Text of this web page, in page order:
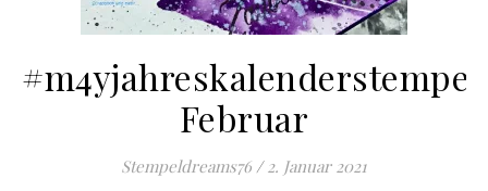
Februar
Stempeldreams76 / 2. Januar 2021